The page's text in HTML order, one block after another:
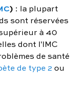
) : la plupart
sont réservées
à 40
dont l'IMC
de santé
de type 2 ou